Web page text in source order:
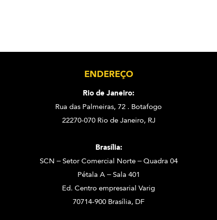
ENDEREÇO
Rio de Janeiro:
Rua das Palmeiras, 72 . Botafogo
22270-070 Rio de Janeiro, RJ
Brasília:
SCN – Setor Comercial Norte – Quadra 04
Pétala A – Sala 401
Ed. Centro empresarial Varig
70714-900 Brasília, DF